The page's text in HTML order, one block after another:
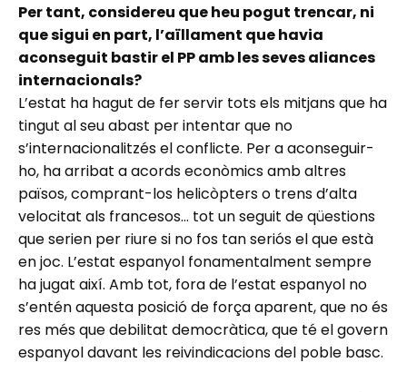
Per tant, considereu que heu pogut trencar, ni
que sigui en part, l’aïllament que havia
aconseguit bastir el PP amb les seves aliances
internacionals?
L’estat ha hagut de fer servir tots els mitjans que ha
tingut al seu abast per intentar que no
s’internacionalitzés el conflicte. Per a aconseguir-
ho, ha arribat a acords econòmics amb altres
països, comprant-los helicòpters o trens d’alta
velocitat als francesos… tot un seguit de qüestions
que serien per riure si no fos tan seriós el que està
en joc. L’estat espanyol fonamentalment sempre
ha jugat així. Amb tot, fora de l’estat espanyol no
s’entén aquesta posició de força aparent, que no és
res més que debilitat democràtica, que té el govern
espanyol davant les reivindicacions del poble basc.